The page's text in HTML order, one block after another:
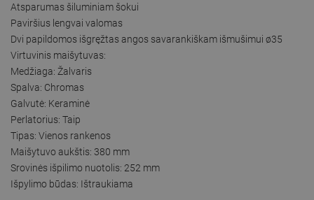
Atsparumas šiluminiam šokui
Paviršius lengvai valomas
Dvi papildomos išgręžtas angos savarankiškam išmušimui ø35
Virtuvinis maišytuvas:
Medžiaga: Žalvaris
Spalva: Chromas
Galvutė: Keraminė
Perlatorius: Taip
Tipas: Vienos rankenos
Maišytuvo aukštis: 380 mm
Srovinės išpilimo nuotolis: 252 mm
Išpylimo būdas: Ištraukiama